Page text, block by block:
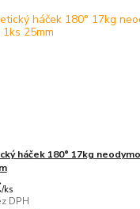
háček 180° 17kg
/ks
DPH